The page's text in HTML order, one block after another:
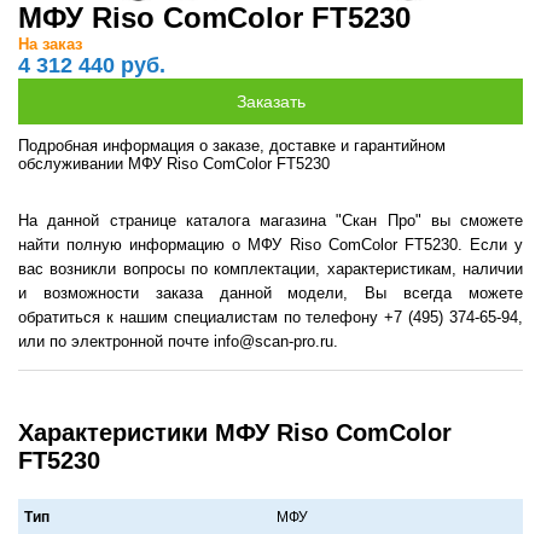
МФУ Riso ComColor FT5230
На заказ
4 312 440 руб.
Подробная информация о заказе, доставке и гарантийном
обслуживании МФУ Riso ComColor FT5230
На данной странице каталога магазина "Скан Про" вы сможете
найти полную информацию о МФУ Riso ComColor FT5230. Если у
вас возникли вопросы по комплектации, характеристикам, наличии
и возможности заказа данной модели, Вы всегда можете
обратиться к нашим специалистам по телефону +7 (495) 374-65-94,
или по электронной почте info@scan-pro.ru.
Характеристики МФУ Riso ComColor
FT5230
Тип МФУ